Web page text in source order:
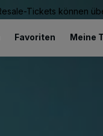
Tickets können
Favoriten Meine